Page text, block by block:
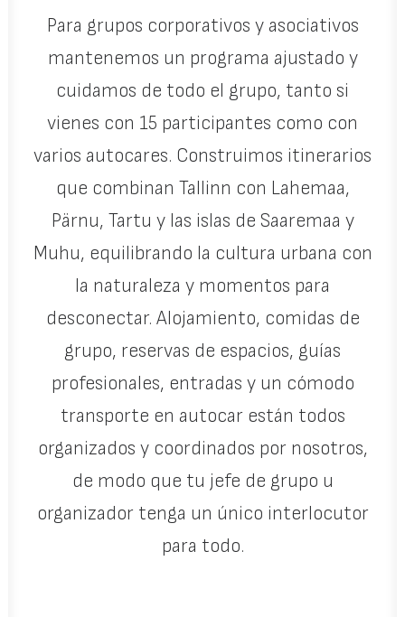
Para grupos corporativos y asociativos
mantenemos un programa ajustado y
cuidamos de todo el grupo, tanto si
vienes con 15 participantes como con
varios autocares. Construimos itinerarios
que combinan Tallinn con Lahemaa,
Pärnu, Tartu y las islas de Saaremaa y
Muhu, equilibrando la cultura urbana con
la naturaleza y momentos para
desconectar. Alojamiento, comidas de
grupo, reservas de espacios, guías
profesionales, entradas y un cómodo
transporte en autocar están todos
organizados y coordinados por nosotros,
de modo que tu jefe de grupo u
organizador tenga un único interlocutor
para todo.